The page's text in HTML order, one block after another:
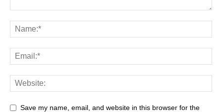
Save my name, email, and website in this browser for the